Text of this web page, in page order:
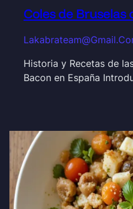
Coles de Bruselas
Historia y Recetas de
Bacon en España